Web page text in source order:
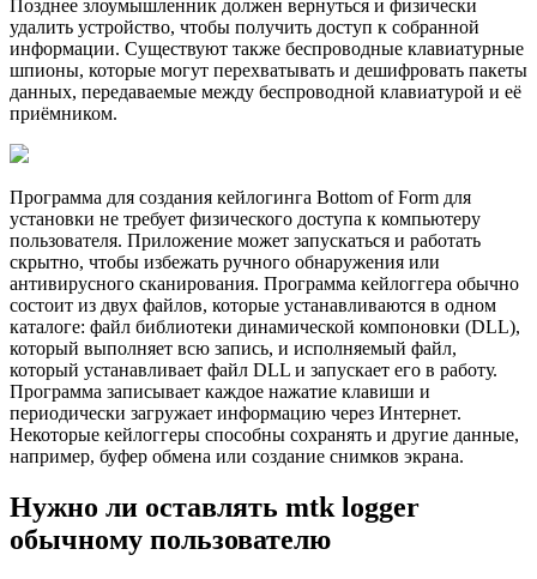
Позднее злоумышленник должен вернуться и физически
удалить устройство, чтобы получить доступ к собранной
информации. Существуют также беспроводные клавиатурные
шпионы, которые могут перехватывать и дешифровать пакеты
данных, передаваемые между беспроводной клавиатурой и её
приёмником.
Программа для создания кейлогинга Bottom of Form для
установки не требует физического доступа к компьютеру
пользователя. Приложение может запускаться и работать
скрытно, чтобы избежать ручного обнаружения или
антивирусного сканирования. Программа кейлоггера обычно
состоит из двух файлов, которые устанавливаются в одном
каталоге: файл библиотеки динамической компоновки (DLL),
который выполняет всю запись, и исполняемый файл,
который устанавливает файл DLL и запускает его в работу.
Программа записывает каждое нажатие клавиши и
периодически загружает информацию через Интернет.
Некоторые кейлоггеры способны сохранять и другие данные,
например, буфер обмена или создание снимков экрана.
Нужно ли оставлять mtk logger
обычному пользователю